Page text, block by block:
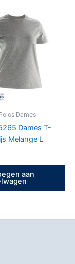
Dames
Dames T-
Melange L
aan